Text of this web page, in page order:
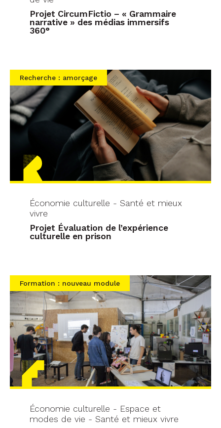
Projet CircumFictio – « Grammaire
narrative » des médias immersifs
360°
Recherche : amorçage
Économie culturelle - Santé et mieux
vivre
Projet Évaluation de l’expérience
culturelle en prison
Formation : nouveau module
Économie culturelle - Espace et
modes de vie - Santé et mieux vivre